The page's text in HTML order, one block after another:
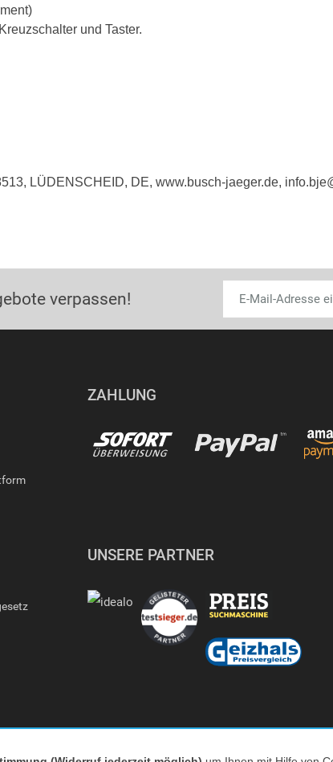
und Taster.
LÜDENSCHEID, DE, www.busch-jaeger.de,
verpassen!
ZAHLUNG
UNSERE PARTNER